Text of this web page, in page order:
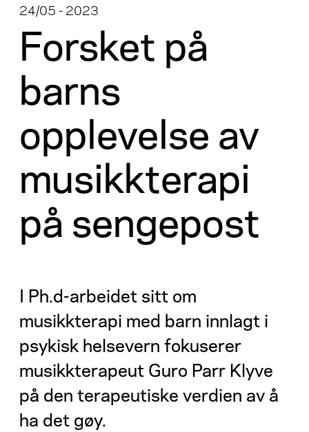
24/05 - 2023
Forsket på
barns
opplevelse av
musikkterapi
på sengepost
I Ph.d-arbeidet sitt om
musikkterapi med barn innlagt i
psykisk helsevern fokuserer
musikkterapeut Guro Parr Klyve
på den terapeutiske verdien av å
ha det gøy.